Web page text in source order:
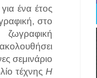
ένα έτος
στο
σεμινάριο
τέχνης Η